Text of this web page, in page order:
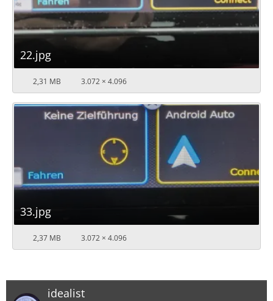
22.jpg
2,31 MB 3.072 × 4.096
33.jpg
2,37 MB 3.072 × 4.096
idealist